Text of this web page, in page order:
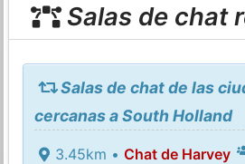
Salas de chat
Salas de chat de las
cercanas a South Holland
3.45km • Chat de Harvey